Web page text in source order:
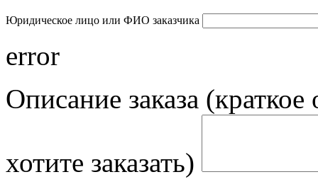
Юридическое лицо или ФИО заказчика
error
Описание заказа
хотите заказать)